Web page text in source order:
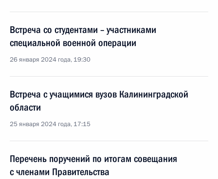
Встреча со студентами – участниками
специальной военной операции
26 января 2024 года, 19:30
Встреча с учащимися вузов Калининградской
области
25 января 2024 года, 17:15
Перечень поручений по итогам совещания
с членами Правительства